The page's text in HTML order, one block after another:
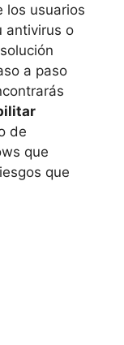
los usuarios
antivirus o
a paso
de
que
que